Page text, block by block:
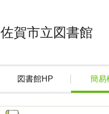
佐賀市立図書館
図書館HP 簡易